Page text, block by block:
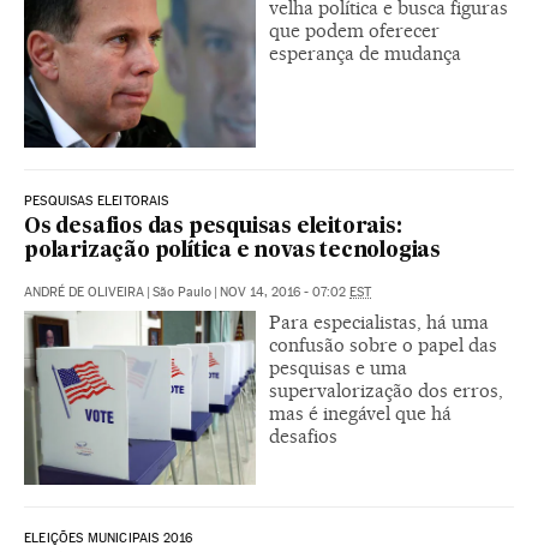
velha política e busca figuras
que podem oferecer
esperança de mudança
PESQUISAS ELEITORAIS
Os desafios das pesquisas eleitorais:
polarização política e novas tecnologias
ANDRÉ DE OLIVEIRA | São Paulo | NOV 14, 2016 - 07:02 EST
Para especialistas, há uma
confusão sobre o papel das
pesquisas e uma
supervalorização dos erros,
mas é inegável que há
desafios
ELEIÇÕES MUNICIPAIS 2016